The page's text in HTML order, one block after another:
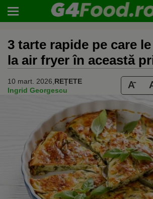
3 tarte rapide pe care
la air fryer în această
10 mart. 2026, REȚETE
Ingrid Georgescu